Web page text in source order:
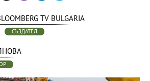
TV BULGARIA
СЪЗДАТЕЛ